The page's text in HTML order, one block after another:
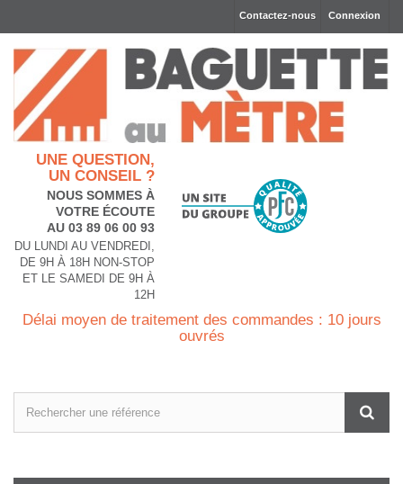
Connexion
Contactez-nous
UNE QUESTION,
UN CONSEIL ?
NOUS SOMMES À
VOTRE ÉCOUTE
AU 03 89 06 00 93
DU LUNDI AU VENDREDI,
DE 9H À 18H NON-STOP
ET LE SAMEDI DE 9H À
12H
Délai moyen de traitement des commandes : 10 jours
ouvrés